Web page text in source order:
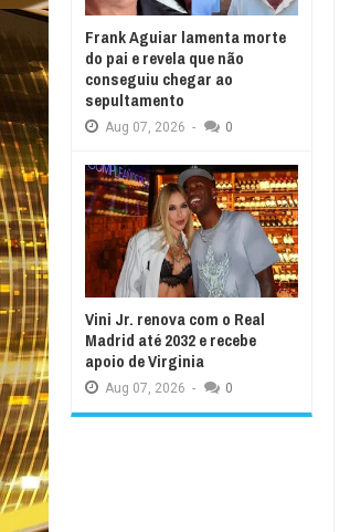
Frank Aguiar lamenta morte
do pai e revela que não
conseguiu chegar ao
sepultamento
Aug 07, 2026 - 0
Vini Jr. renova com o Real
Madrid até 2032 e recebe
apoio de Virginia
Aug 07, 2026 - 0